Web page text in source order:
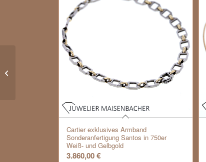
Cartier exklusives Armband
Sonderanfertigung Santos in 750er
Weiß- und Gelbgold
3.860,00€
Außergewöhnlicher Ring